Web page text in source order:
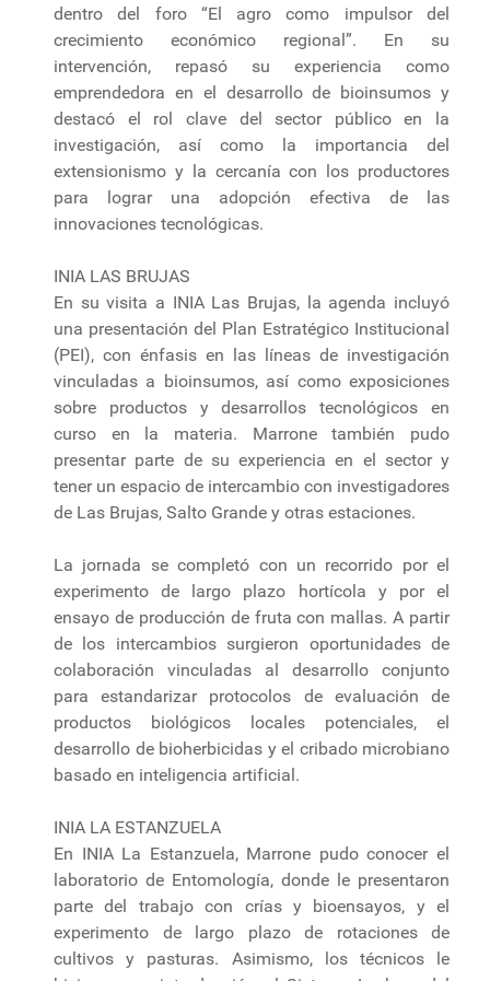
dentro del foro “El agro como impulsor del
crecimiento económico regional”. En su
intervención, repasó su experiencia como
emprendedora en el desarrollo de bioinsumos y
destacó el rol clave del sector público en la
investigación, así como la importancia del
extensionismo y la cercanía con los productores
para lograr una adopción efectiva de las
innovaciones tecnológicas.
INIA LAS BRUJAS
En su visita a INIA Las Brujas, la agenda incluyó
una presentación del Plan Estratégico Institucional
(PEI), con énfasis en las líneas de investigación
vinculadas a bioinsumos, así como exposiciones
sobre productos y desarrollos tecnológicos en
curso en la materia. Marrone también pudo
presentar parte de su experiencia en el sector y
tener un espacio de intercambio con investigadores
de Las Brujas, Salto Grande y otras estaciones.
La jornada se completó con un recorrido por el
experimento de largo plazo hortícola y por el
ensayo de producción de fruta con mallas. A partir
de los intercambios surgieron oportunidades de
colaboración vinculadas al desarrollo conjunto
para estandarizar protocolos de evaluación de
productos biológicos locales potenciales, el
desarrollo de bioherbicidas y el cribado microbiano
basado en inteligencia artificial.
INIA LA ESTANZUELA
En INIA La Estanzuela, Marrone pudo conocer el
laboratorio de Entomología, donde le presentaron
parte del trabajo con crías y bioensayos, y el
experimento de largo plazo de rotaciones de
cultivos y pasturas. Asimismo, los técnicos le